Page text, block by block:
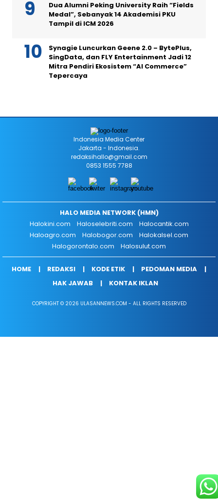
Dua Alumni Peking University Raih “Fields
Medal”, Sebanyak 14 Akademisi PKU
Tampil di ICM 2026
Synagie Luncurkan Geene 2.0 – BytePlus,
SingData, dan FLY Entertainment Jadi 12
Mitra Pendiri Ekosistem “AI Commerce”
Tepercaya
Indonesia Media Center
Jakarta - Indonesia.
redaksihallo@gmail.com
0853 1555 7788
HALO MEDIA NETWORK (HMN)
Halokini.com
Haloselebriti.com
Halocantik.com
Haloagro.com
Halobogor.com
Halokalsel.com
Halogorontalo.com
Halosulut.com
HOME REDAKSI KODE ETIK
PEDOMAN MEDIA
HAK JAWAB
KONTAK IKLAN
COPYRIGHT © 2026 ULASANNEWS.COM - ALL RIGHTS RESERVED